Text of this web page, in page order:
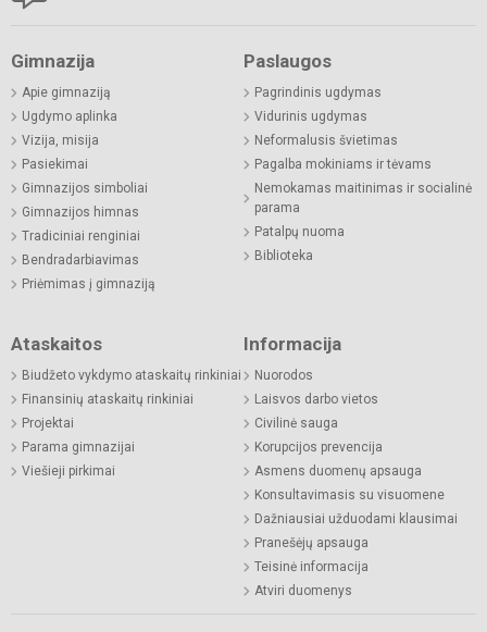
Gimnazija
Apie gimnaziją
Ugdymo aplinka
Vizija, misija
Pasiekimai
Gimnazijos simboliai
Gimnazijos himnas
Tradiciniai renginiai
Bendradarbiavimas
Priėmimas į gimnaziją
Paslaugos
Pagrindinis ugdymas
Vidurinis ugdymas
Neformalusis švietimas
Pagalba mokiniams ir tėvams
Nemokamas maitinimas ir socialinė
parama
Patalpų nuoma
Biblioteka
Ataskaitos
Biudžeto vykdymo ataskaitų rinkiniai
Finansinių ataskaitų rinkiniai
Projektai
Parama gimnazijai
Viešieji pirkimai
Informacija
Nuorodos
Laisvos darbo vietos
Civilinė sauga
Korupcijos prevencija
Asmens duomenų apsauga
Konsultavimasis su visuomene
Dažniausiai užduodami klausimai
Pranešėjų apsauga
Teisinė informacija
Atviri duomenys